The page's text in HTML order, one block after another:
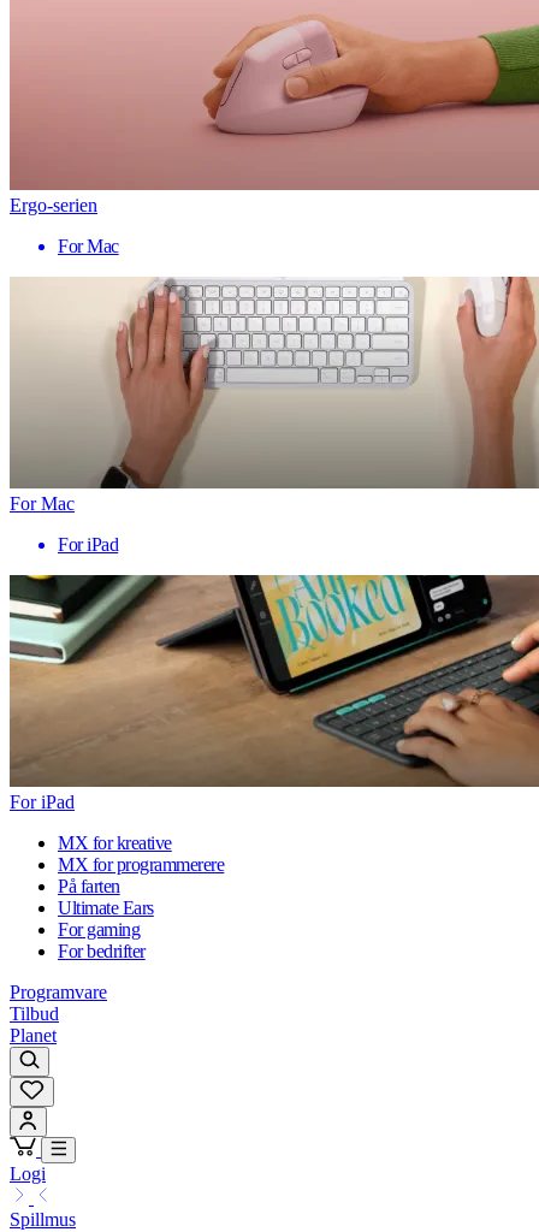
Ergo-serien
For Mac
For Mac
For iPad
For iPad
MX for kreative
MX for programmerere
På farten
Ultimate Ears
For gaming
For bedrifter
Programvare
Tilbud
Planet
Logi
Spillmus